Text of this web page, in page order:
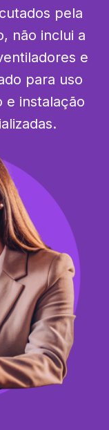
pela
não inclui a
e
para uso
e instalação